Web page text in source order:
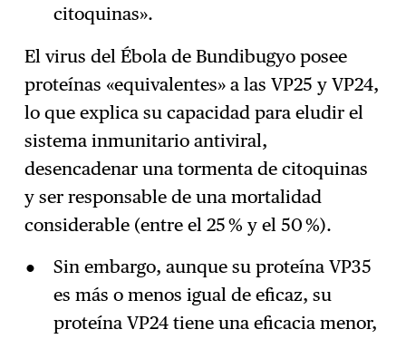
citoquinas».
El virus del Ébola de Bundibugyo posee
proteínas «equivalentes» a las VP25 y VP24,
lo que explica su capacidad para eludir el
sistema inmunitario antiviral,
desencadenar una tormenta de citoquinas
y ser responsable de una mortalidad
considerable (entre el 25 % y el 50 %).
Sin embargo, aunque su proteína VP35
es más o menos igual de eficaz, su
proteína VP24 tiene una eficacia menor,